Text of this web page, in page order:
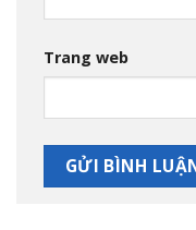
Trang web